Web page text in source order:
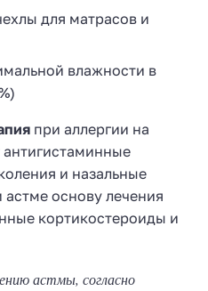
для матрасов и
влажности в
при аллергии на
и назальные
основу лечения
кортикостероиды и
астмы, согласно